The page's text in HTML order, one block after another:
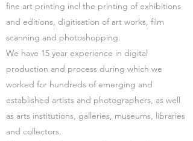
fine art printing incl the printing of exhibitions
and editions, digitisation of art works, film
scanning and photoshopping.
We have 15 year experience in digital
production and process during which we
worked for hundreds of emerging and
established artists and photographers, as well
as arts institutions, galleries, museums, libraries
and collectors.